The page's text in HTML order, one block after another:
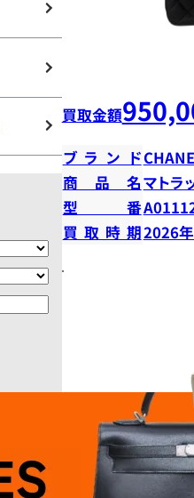
買取金額
ブランド
商品名マトラ
型番
買取時期2026